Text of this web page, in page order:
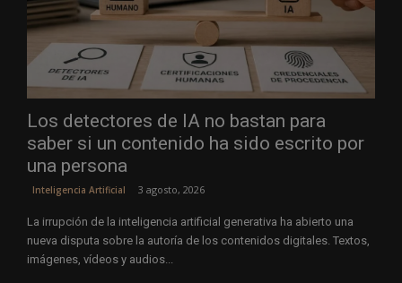
Los detectores de IA no bastan para
saber si un contenido ha sido escrito por
una persona
Inteligencia Artificial 3 agosto, 2026
La irrupción de la inteligencia artificial generativa ha abierto una
nueva disputa sobre la autoría de los contenidos digitales. Textos,
imágenes, vídeos y audios...